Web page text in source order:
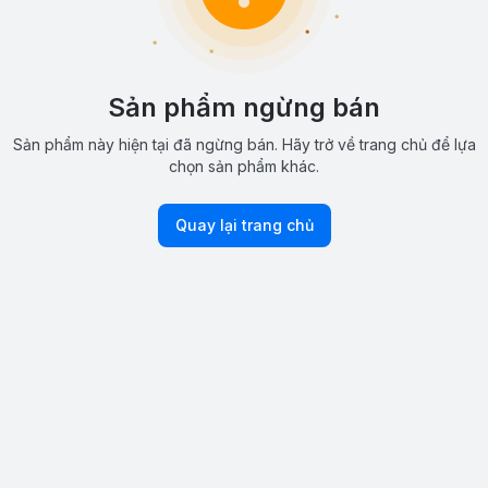
Sản phẩm ngừng bán
Sản phẩm này hiện tại đã ngừng bán. Hãy trở về trang chủ để lựa
chọn sản phẩm khác.
Quay lại trang chủ